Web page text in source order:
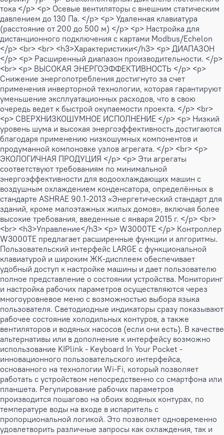
тока </p> <p> Осевые вентиляторы с внешним статическим
давлением до 130 Па. </p> <p> Удаленная клавиатура
(расстояние от 200 до 500 м) </p> <p> Настройка для
дистанционного подключения с картами Modbus/Echelon
</p> <br> <br> <h3>Характеристики</h3> <p> ДИАПАЗОН
</p> <p> Расширенный диапазон производительности. </p>
<br> <p> ВЫСОКАЯ ЭНЕРГОЭФФЕКТИВНОСТЬ </p> <p>
Снижение энергопотребления достигнуто за счет
применения инверторной технологии, которая гарантируют
уменьшение эксплуатационных расходов, что в свою
очередь ведет к быстрой окупаемости проекта. </p> <br>
<p> СВЕРХНИЗКОШУМНОЕ ИСПОЛНЕНИЕ </p> <p> Низкий
уровень шума и высокая энергоэффективность достигаются
благодаря применению низкошумных компонентов и
продуманной компоновке узлов агрегата. </p> <br> <p>
ЭКОЛОГИЧНАЯ ПРОДУЦИЯ </p> <p> Эти агрегаты
соответствуют требованиям по минимальной
энергоэффективности для водоохлаждающих машин с
воздушным охлаждением конденсатора, определённых в
стандарте ASHRAE 90.1-2013 «Энергетический стандарт для
зданий, кроме малоэтажных жилых домов», включая более
высокие требования, введенные с января 2015 г. </p> <br>
<br> <h3>Управление</h3> <p> W3000TE </p> Контроллер
W3000TE предлагает расширенные функции и алгоритмы.
Пользовательский интерфейс LARGE с функциональной
клавиатурой и широким ЖК-дисплеем обеспечивает
удобный доступ к настройке машины и дает пользователю
полное представление о состоянии устройства. Мониторинг
и настройка рабочих параметров осуществляются через
многоуровневое меню с возможностью выбора языка
пользователя. Светодиодные индикаторы сразу показывают
рабочее состояние холодильных контуров, а также
вентиляторов и водяных насосов (если они есть). В качестве
альтернативы или в дополнение к интерфейсу возможно
использование KIPlink - Keyboard In Your Pocket -
инновационного пользовательского интерфейса,
основанного на технологии Wi-Fi, который позволяет
работать с устройством непосредственно со смартфона или
планшета. Регулирование рабочих параметров
производится пошагово на обоих водяных контурах, по
температуре воды на входе в испаритель с
пропорциональной логикой. Это позволяет одновременно
удовлетворить различные запросы как охлаждения, так и